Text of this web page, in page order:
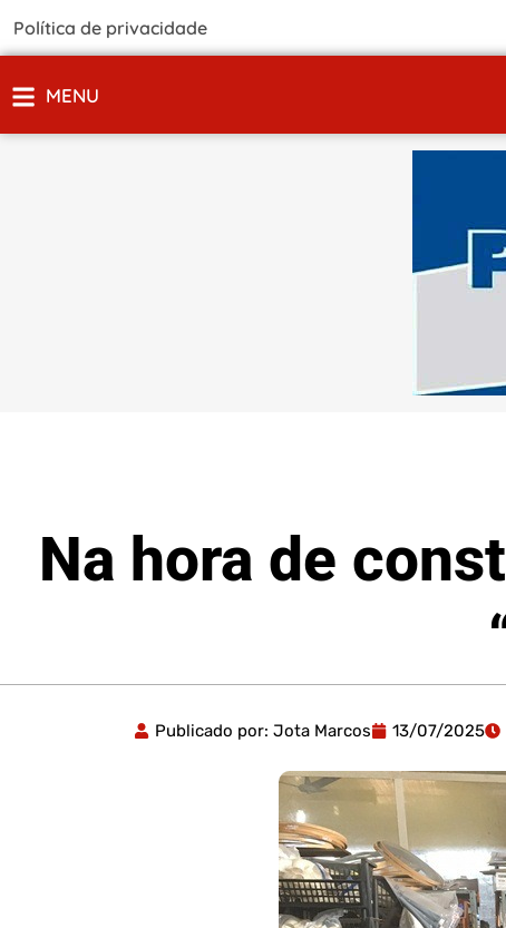
Política de privacidade
MENU
Na hora de
Publicado por: Jota Marcos 13/07/2025